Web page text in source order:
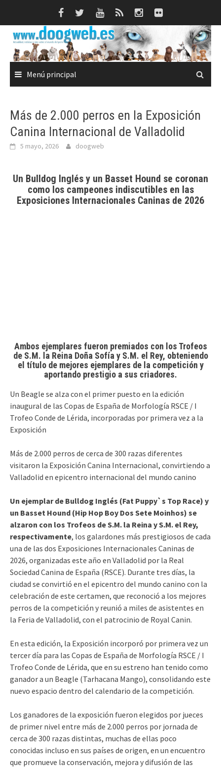
Menú principal
Más de 2.000 perros en la Exposición
Canina Internacional de Valladolid
5 mayo, 2026 doogweb
Un Bulldog Inglés y un Basset Hound se coronan
como los campeones indiscutibles en las
Exposiciones Internacionales Caninas de 2026
Ambos ejemplares fueron premiados con los Trofeos
de S.M. la Reina Doña Sofía y S.M. el Rey, obteniendo
el título de mejores ejemplares de la competición y
aportando prestigio a sus criadores.
Un Beagle se alza con el primer puesto en la edición
inaugural de las Copas de España de Morfología RSCE / I
Trofeo Conde de Lérida, incorporadas por primera vez a la
Exposición
Más de 2.000 perros de cerca de 300 razas diferentes
visitaron la Exposición Canina Internacional, convirtiendo a
Valladolid en epicentro internacional del mundo canino
Un ejemplar de Bulldog Inglés (Fat Puppy`s Top Race) y
un Basset Hound (Hip Hop Boy Dos Sete Moinhos) se
alzaron con los Trofeos de S.M. la Reina y S.M. el Rey,
respectivamente, los galardones más prestigiosos de cada
una de las dos Exposiciones Internacionales Caninas de
2026, organizadas este año en Valladolid por la Real
Sociedad Canina de España (RSCE). Durante tres días, la
ciudad se convirtió en el epicentro del mundo canino con la
celebración de este certamen, que reconoció a los mejores
perros de la competición y reunió a miles de asistentes en
la Feria de Valladolid, con el patrocinio de Royal Canin.
En esta edición, la Exposición incorporó por primera vez un
tercer día para las Copas de España de Morfología RSCE / I
Trofeo Conde de Lérida, que en su estreno han tenido como
ganador a un Beagle (Tarhacana Mango), consolidando este
nuevo espacio dentro del calendario de la competición.
Los ganadores de la exposición fueron elegidos por jueces
de primer nivel entre más de 2.000 perros por jornada de
cerca de 300 razas distintas, muchas de ellas poco
conocidas incluso en sus países de origen, en un encuentro
que promueve la conservación, mejora y difusión de las